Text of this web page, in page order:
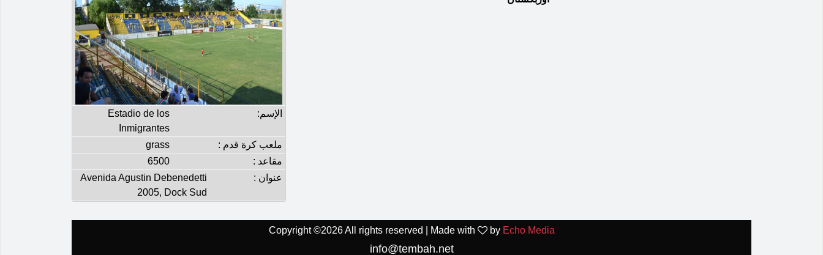
الإسم:
Estadio de los
Inmigrantes
ملعب كرة قدم :
grass
مقاعد :
6500
عنوان :
Avenida Agustin Debenedetti
2005, Dock Sud
Copyright ©2026 All rights reserved | Made with by Echo Media
info@tembah.net